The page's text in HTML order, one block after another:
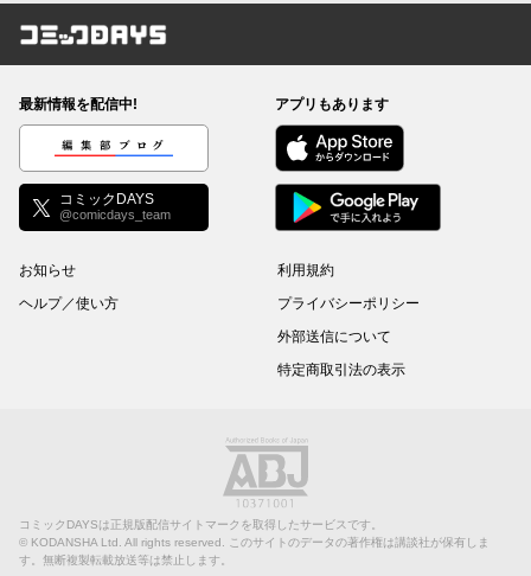
コミックDAYS
最新情報を配信中!
編集部ブログ
コミックDAYS
@comicdays_team
アプリもあります
お知らせ
ヘルプ／使い方
利用規約
プライバシーポリシー
外部送信について
特定商取引法の表示
コミックDAYSは正規版配信サイトマークを取得したサービスです。
© KODANSHA Ltd. All rights reserved. このサイトのデータの著作権は講談社が保有しま
す。無断複製転載放送等は禁止します。